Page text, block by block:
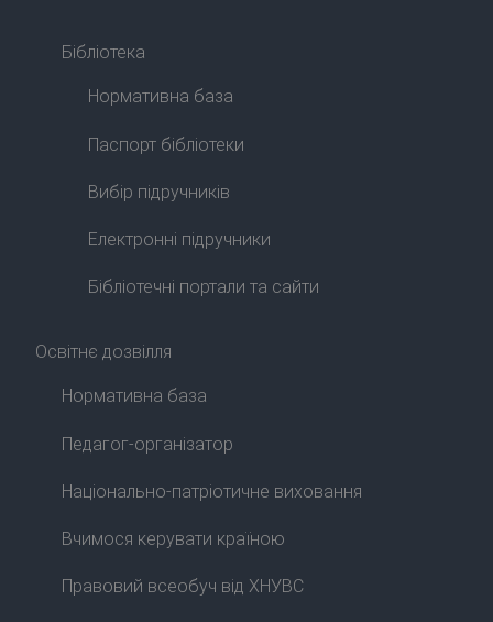
Бібліотека
Нормативна база
Паспорт бібліотеки
Вибір підручників
Електронні підручники
Бібліотечні портали та сайти
Освітнє дозвілля
Нормативна база
Педагог-організатор
Національно-патріотичне виховання
Вчимося керувати країною
Правовий всеобуч від ХНУВС